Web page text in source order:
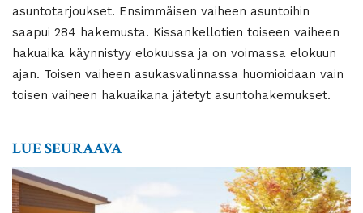
asuntotarjoukset. Ensimmäisen vaiheen asuntoihin
saapui 284 hakemusta. Kissankellotien toiseen vaiheen
hakuaika käynnistyy elokuussa ja on voimassa elokuun
ajan. Toisen vaiheen asukasvalinnassa huomioidaan vain
toisen vaiheen hakuaikana jätetyt asuntohakemukset.
LUE SEURAAVA